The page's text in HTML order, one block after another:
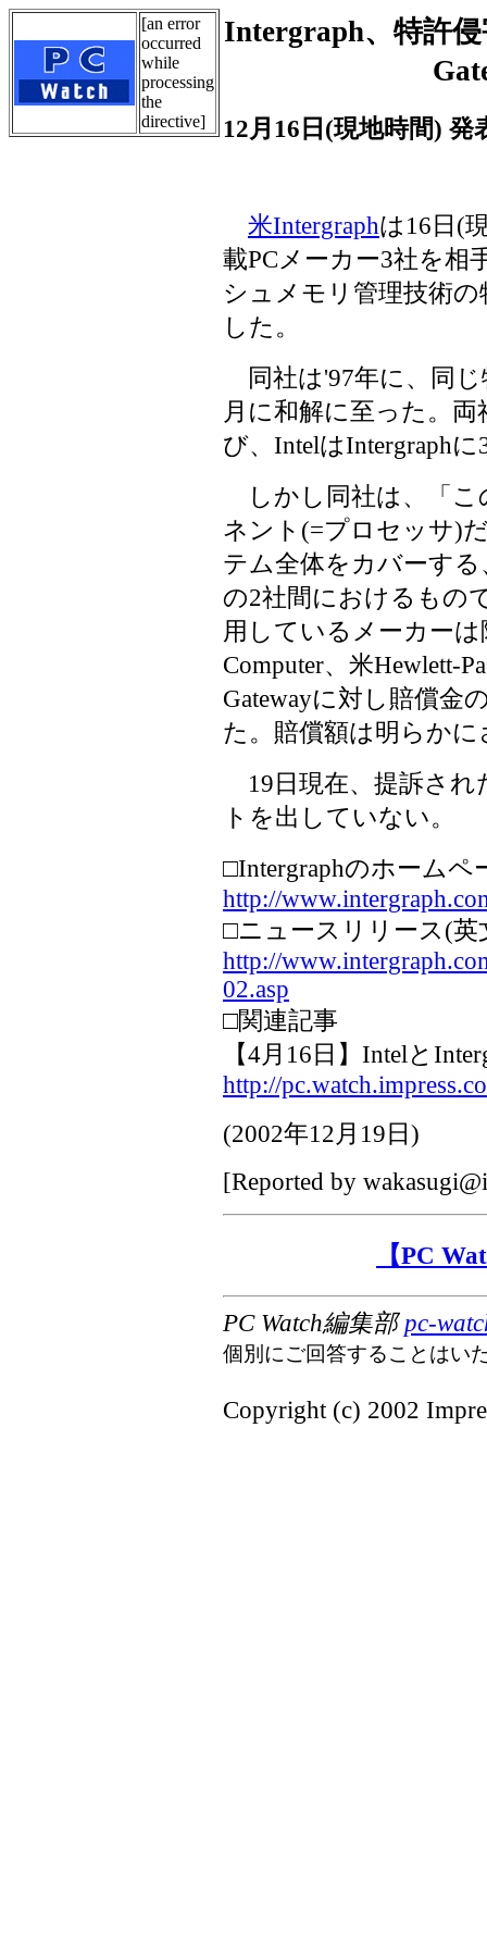
[an error
occurred
while
processing
the
directive]
Intergraph、特許
12月16日(現地時間) 発
米Intergraphは16日(
載PCメーカー3社を相
シュメモリ管理技術
した。
同社は'97年に、同じ
月に和解に至った。
び、IntelはIntergraph
しかし同社は、「こ
ネント(=プロセッサ)
テム全体をカバーする
の2社間におけるもの
用しているメーカー
Computer、米Hewlett-
Gatewayに対し賠償金
た。賠償額は明らか
19日現在、提訴され
トを出していない。
□Intergraphのホームペ
http://
□ニュースリリース(英
http://
02.asp
□関連記事
【4月16日】Intelと
http://
(2002年12月19日 )
[Reported by
【PC
PC Watch編集部pc-
個別にご回答することはい
Copyright (c) 2002